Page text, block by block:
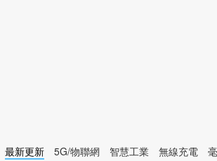
最新更新 5G/物聯網 智慧工業 無線充電